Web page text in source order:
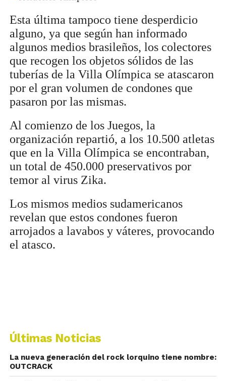
Esta última tampoco tiene desperdicio
alguno, ya que según han informado
algunos medios brasileños, los colectores
que recogen los objetos sólidos de las
tuberías de la Villa Olímpica se atascaron
por el gran volumen de condones que
pasaron por las mismas.
Al comienzo de los Juegos, la
organización repartió, a los 10.500 atletas
que en la Villa Olímpica se encontraban,
un total de 450.000 preservativos por
temor al virus Zika.
Los mismos medios sudamericanos
revelan que estos condones fueron
arrojados a lavabos y váteres, provocando
el atasco.
Últimas Noticias
La nueva generación del rock lorquino tiene nombre:
OUTCRACK